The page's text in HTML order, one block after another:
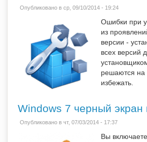
Опубликовано в ср, 09/10/2014 - 19:24
Ошибки при
из
версии -
всех версий
решаются на
избежать.
Windows 7 черный экран
Опубликовано в чт, 07/03/2014 - 17:37
Вы